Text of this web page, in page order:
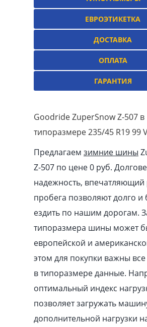
ЕВРОЭТИКЕТКА
ДОСТАВКА
ОПЛАТА
ГАРАНТИЯ
Goodride ZuperSnow Z-507 в
типоразмере 235/45 R19 99
Предлагаем зимние шины
Z-507 по цене 0 руб.
надежность, впечатляющий
пробега позволяют долго и
ездить по нашим дорогам.
типоразмера шины может
европейской и
этом для покупки важны
в типоразмере данные.
оптимальный индекс
позволяет загружать
дополнительной нагрузки